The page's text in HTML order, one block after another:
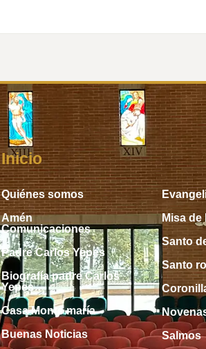
Inicio
Quiénes somos
Amén
Comunicaciones
Padre Carlos Yepes
Biografía padre Carlos
Yepes
Casa Monte maría
Buenas Noticias
Inicio
Misa de
Santo
Santo
Salmos